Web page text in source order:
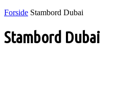
Forside Stambord Dubai
Stambord Dubai